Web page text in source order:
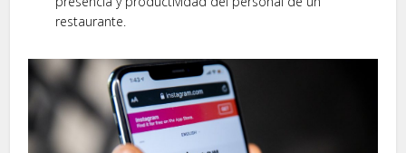
restaurante.